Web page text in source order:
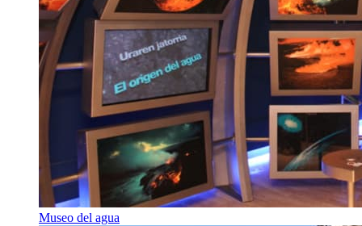
Museo del agua